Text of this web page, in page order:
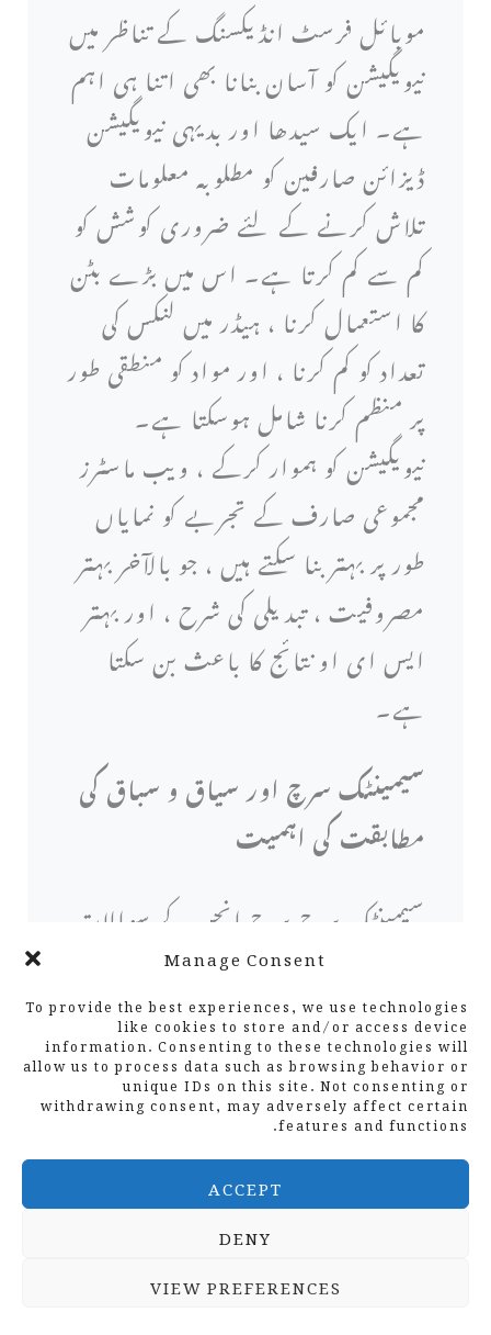
Manage Consent
To provide the best experiences, we use technologies
like cookies to store and/or access device
information. Consenting to these technologies will
allow us to process data such as browsing behavior or
unique IDs on this site. Not consenting or
withdrawing consent, may adversely affect certain
features and functions.
ACCEPT
DENY
VIEW PREFERENCES
موبائل فرسٹ انڈیکسنگ کے تناظر میں
نیویگیشن کو آسان بنانا بھی اتنا ہی اہم
ہے۔ ایک سیدھا اور بدیہی نیویگیشن
ڈیزائن صارفین کو مطلوبہ معلومات
تلاش کرنے کے لئے ضروری کوشش کو
کم سے کم کرتا ہے۔ اس میں بڑے بٹن
کا استعمال کرنا ، ہیڈر میں لنکس کی
تعداد کو کم کرنا ، اور مواد کو منطقی طور
پر منظم کرنا شامل ہوسکتا ہے۔
نیویگیشن کو ہموار کرکے ، ویب ماسٹرز
مجموعی صارف کے تجربے کو نمایاں
طور پر بہتر بنا سکتے ہیں ، جو بالآخر بہتر
مصروفیت ، تبدیلی کی شرح ، اور بہتر
ایس ای او نتائج کا باعث بن سکتا
ہے۔
سیمینٹک سرچ اور سیاق و سباق کی
مطابقت کی اہمیت
سیمینٹک سرچ سرچ انجن کے سوالات
کی تشریح کرنے کے طریقے میں ایک
اہم ارتقا کی نمائندگی کرتی ہے ، جس
سے توجہ صرف مطلوبہ الفاظ سے میل
جول سے صارف کے ارادے اور
سیاق و سباق کی جامع تفہیم پر منتقل
ہوجاتی ہے۔ یہ منتقلی اس احساس سے
پیدا ہوتی ہے کہ صارفین صرف الگ
تھلگ جملے کے بجائے مخصوص